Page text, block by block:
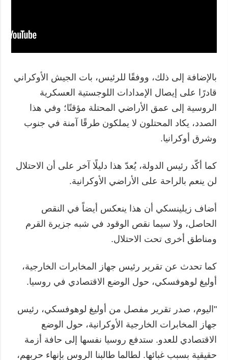
بالإضافة إلى ذلك، ووفقًا للرئيس، بات الجيش الأوكراني
قادرًا على إيصال الإمدادات اللوجستية العسكرية
الروسية إلى عمق الأراضي المحتلة مؤقتًا؛ وفي هذا
الصدد، يكاد المحتلون لا يملكون طرقًا آمنة في جنوب
وشرق أوكرانيا.
كما أكّد رئيس الدولة، يُعدّ هذا دليلًا آخر على أن الاحتلال
لن ينعم بالراحة على الأراضي الأوكرانية.
أضاف زيلينسكي أن هذا ينعكس أيضاً في النقص
الحاصل، ولا سيما نقص الوقود في شبه جزيرة القرم
ومناطق أخرى تحت الاحتلال.
كما تحدث عن تقرير رئيس جهاز المخابرات الخارجية،
أوليغ لوهوفسكي، حول الوضع الاقتصادي في روسيا.
"اليوم، صدر تقرير مفصل من أوليغ لوهوفسكي، رئيس
جهاز المخابرات الخارجية الأوكرانية، حول الوضع
الاقتصادي للعدو. ستدفع روسيا نفسها إلى حافة أزمة
حقيقية بسبب غبائها. لطالما طالبنا الروس بإنهاء حربهم،